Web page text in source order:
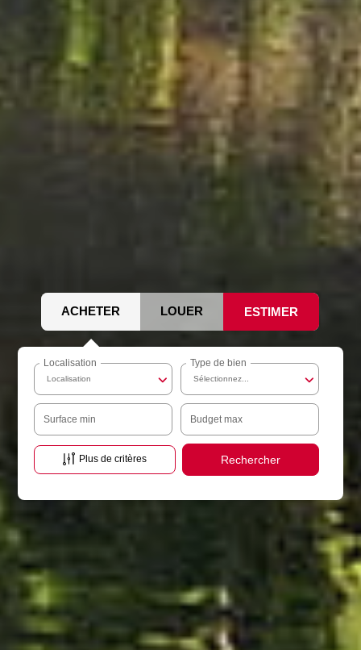
ACHETER LOUER ESTIMER
Localisation
Localisation
Sélectionnez...
Type de bien
Surface min Budget max
Plus de critères